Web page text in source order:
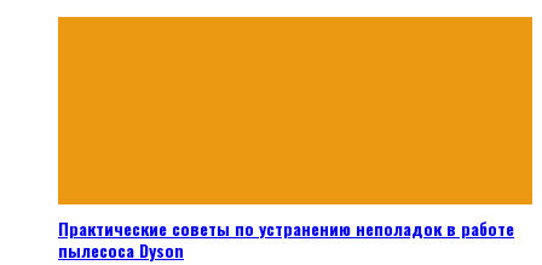
Практические советы по устранению неполадок в работе
пылесоса Dyson